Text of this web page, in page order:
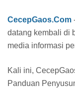
CecepGaos.Com
datang kembali di
media informasi
Kali ini,
Panduan